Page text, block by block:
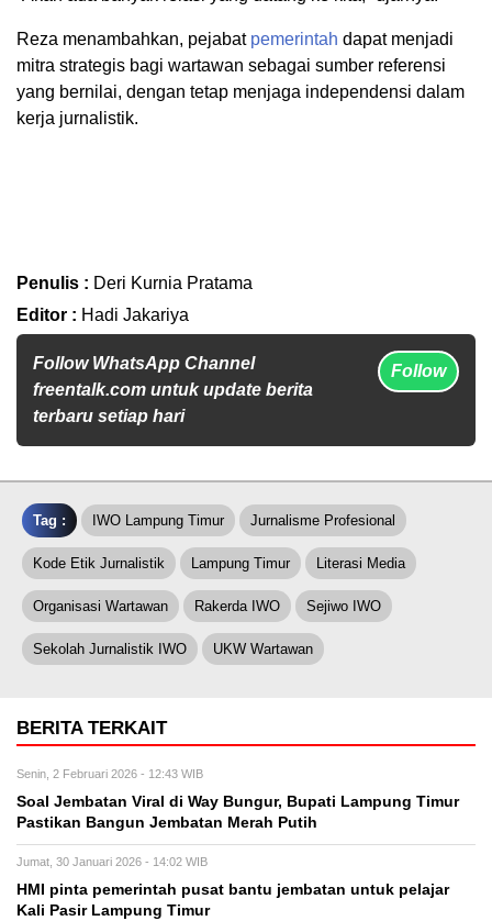
Reza menambahkan, pejabat pemerintah dapat menjadi
mitra strategis bagi wartawan sebagai sumber referensi
yang bernilai, dengan tetap menjaga independensi dalam
kerja jurnalistik.
Penulis : Deri Kurnia Pratama
Editor : Hadi Jakariya
Follow WhatsApp Channel
freentalk.com untuk update berita
terbaru setiap hari
Follow
Tag : IWO Lampung Timur Jurnalisme Profesional
Kode Etik Jurnalistik Lampung Timur Literasi Media
Organisasi Wartawan Rakerda IWO Sejiwo IWO
Sekolah Jurnalistik IWO UKW Wartawan
BERITA TERKAIT
Senin, 2 Februari 2026 - 12:43 WIB
Soal Jembatan Viral di Way Bungur, Bupati Lampung Timur
Pastikan Bangun Jembatan Merah Putih
Jumat, 30 Januari 2026 - 14:02 WIB
HMI pinta pemerintah pusat bantu jembatan untuk pelajar
Kali Pasir Lampung Timur